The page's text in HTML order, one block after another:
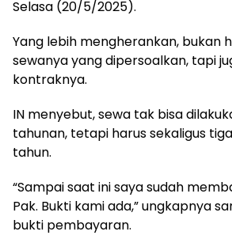
Selasa (20/5/2025).
Yang lebih mengherankan, bukan
sewanya yang dipersoalkan, tapi
kontraknya.
IN menyebut, sewa tak bisa
tahunan, tetapi harus sekaligus
tahun.
“Sampai saat ini saya sudah
Pak. Bukti kami ada,” ungkapnya
bukti pembayaran.